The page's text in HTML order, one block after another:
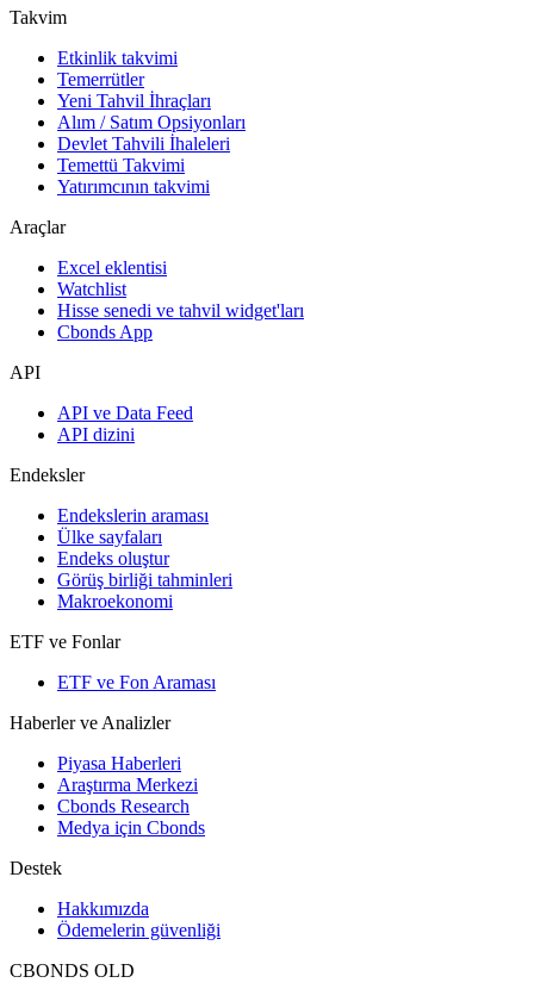
Takvim
Etkinlik takvimi
Temerrütler
Yeni Tahvil İhraçları
Alım / Satım Opsiyonları
Devlet Tahvili İhaleleri
Temettü Takvimi
Yatırımcının takvimi
Araçlar
Excel eklentisi
Watchlist
Hisse senedi ve tahvil widget'ları
Cbonds App
API
API ve Data Feed
API dizini
Endeksler
Endekslerin araması
Ülke sayfaları
Endeks oluştur
Görüş birliği tahminleri
Makroekonomi
ETF ve Fonlar
ETF ve Fon Araması
Haberler ve Analizler
Piyasa Haberleri
Araştırma Merkezi
Cbonds Research
Medya için Cbonds
Destek
Hakkımızda
Ödemelerin güvenliği
CBONDS OLD